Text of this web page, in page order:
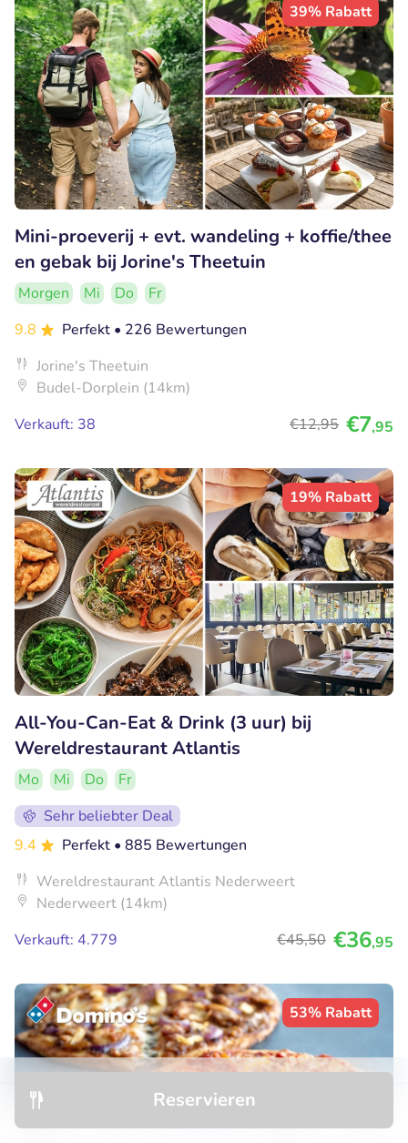
Reservieren
39% Rabatt
Mini-proeverij + evt. wandeling + koffie/thee
en gebak bij Jorine's Theetuin
Morgen Mi Do
Fr
9.8
Perfekt • 226 Bewertungen
Jorine's Theetuin
Budel-Dorplein (14km)
Verkauft: 38
€12,95 €7,95
19% Rabatt
All-You-Can-Eat & Drink (3 uur) bij
Wereldrestaurant Atlantis
Mo Mi Do
Fr
Sehr beliebter Deal
9.4
Perfekt • 885 Bewertungen
Wereldrestaurant Atlantis Nederweert
Nederweert (14km)
Verkauft: 4.779
€45,50 €36,95
53% Rabatt